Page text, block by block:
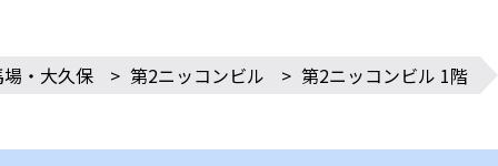
・大久保 > 第2ニッコンビル > 第2ニッコンビル 1階